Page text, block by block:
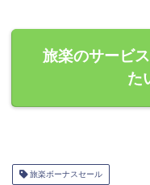
旅楽のサービ
た
旅楽ボーナスセール